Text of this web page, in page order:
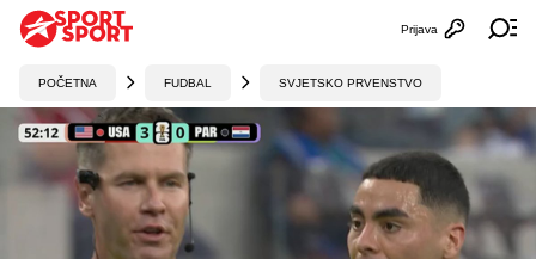
Otvori
Prijava
POČETNA FUDBAL SVJETSKO PRVENSTVO